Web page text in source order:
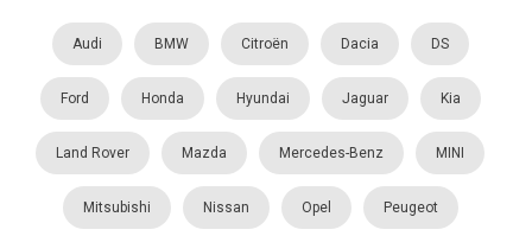
Audi BMW Citroën Dacia DS
Ford Honda Hyundai Jaguar Kia
Land Rover Mazda Mercedes-Benz MINI
Mitsubishi Nissan Opel Peugeot